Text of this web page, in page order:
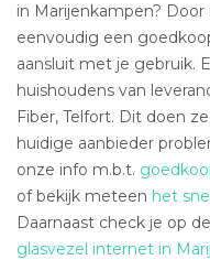
in Marijenkampen?
eenvoudig een
aansluit met je gebruik.
huishoudens van
Fiber, Telfort. Dit doen
huidige aanbieder
onze info m.b.t.
of bekijk meteen het
Daarnaast check je op
glasvezel internet in